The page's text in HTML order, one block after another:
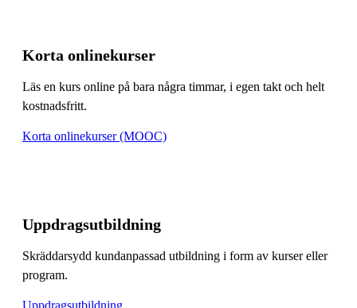
Korta onlinekurser
Läs en kurs online på bara några timmar, i egen takt och helt
kostnadsfritt.
Korta onlinekurser (MOOC)
Uppdragsutbildning
Skräddarsydd kundanpassad utbildning i form av kurser eller
program.
Uppdragsutbildning